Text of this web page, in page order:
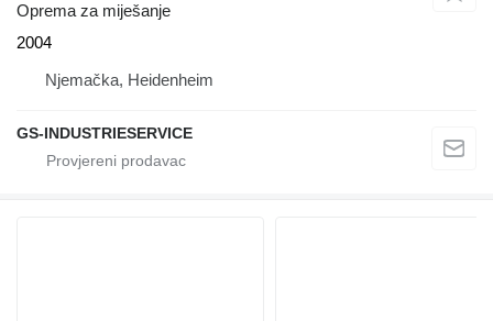
Oprema za miješanje
2004
Njemačka, Heidenheim
GS-INDUSTRIESERVICE